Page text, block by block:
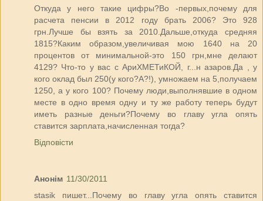
Откуда у него такие цифры?Во -первых,почему для
расчета пенсии в 2012 году брать 2006? Это 928
грн.Лучше бы взять за 2010.Дальше,откуда средняя
1815?Каким образом,увеличивая мою 1640 на 20
процентов от минимальной-это 150 грн,мне делают
4129? Что-то у вас с АриХМЕТиКОЙ, г...н азаров.Да , у
кого оклад был 250(у кого?А?!), умножаем на 5,получаем
1250, а у кого 100? Почему люди,выполнявшие в одном
месте в одно время одну и ту же работу теперь будут
иметь разные деньги?Почему во главу угла опять
ставится зарплата,начисленная тогда?
Відповісти
Анонім 11/30/2011
stasik пишет...Почему во главу угла опять ставится